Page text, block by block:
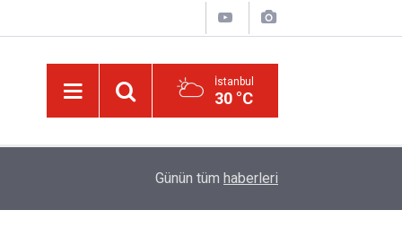
İstanbul
30 °C
atabilir' uyarısı
Günün tüm haberleri